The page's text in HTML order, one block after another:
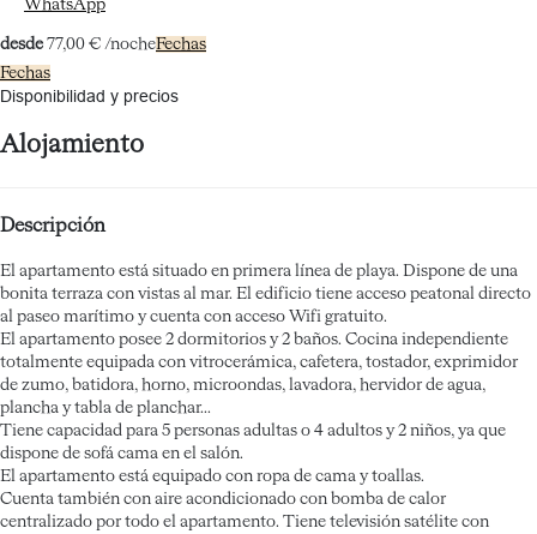
WhatsApp
desde 77,00 € /nocheFechas
Fechas
Disponibilidad y precios
Alojamiento
Descripción
El apartamento está situado en primera línea de playa. Dispone de una
bonita terraza con vistas al mar. El edificio tiene acceso peatonal directo
al paseo marítimo y cuenta con acceso Wifi gratuito.
El apartamento posee 2 dormitorios y 2 baños. Cocina independiente
totalmente equipada con vitrocerámica, cafetera, tostador, exprimidor
de zumo, batidora, horno, microondas, lavadora, hervidor de agua,
plancha y tabla de planchar...
Tiene capacidad para 5 personas adultas o 4 adultos y 2 niños, ya que
dispone de sofá cama en el salón.
El apartamento está equipado con ropa de cama y toallas.
Cuenta también con aire acondicionado con bomba de calor
centralizado por todo el apartamento. Tiene televisión satélite con